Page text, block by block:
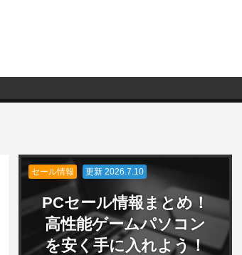
セール情報 更新 2026.7.10
PCセール情報まとめ！
高性能ゲームパソコン
を安く手に入れよう！